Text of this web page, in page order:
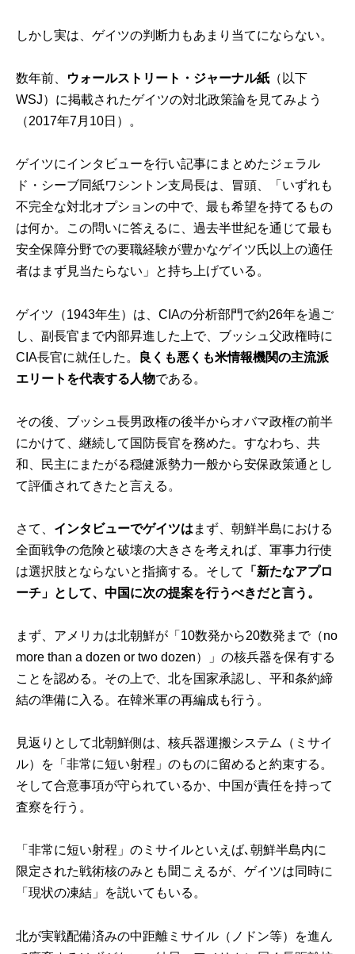
しかし実は、ゲイツの判断力もあまり当てにならない。
数年前、 ウォールストリート・ジャーナル紙 （以下
WSJ）に掲載されたゲイツの対北政策論を見てみよう
（2017年7月10日）。
ゲイツにインタビューを行い記事にまとめたジェラル
ド・シーブ同紙ワシントン支局長は、冒頭、「いずれも
不完全な対北オプションの中で、最も希望を持てるもの
は何か。この問いに答えるに、過去半世紀を通じて最も
安全保障分野での要職経験が豊かなゲイツ氏以上の適任
者はまず見当たらない」と持ち上げている。
ゲイツ（1943年生）は、CIAの分析部門で約26年を過ご
し、副長官まで内部昇進した上で、ブッシュ父政権時に
CIA長官に就任した。
良くも悪くも米情報機関の主流派
エリートを代表する人物である。
その後、ブッシュ長男政権の後半からオバマ政権の前半
にかけて、継続して国防長官を務めた。すなわち、共
和、民主にまたがる穏健派勢力一般から安保政策通とし
て評価されてきたと言える。
さて、 インタビューでゲイツは まず、朝鮮半島における
全面戦争の危険と破壊の大きさを考えれば、軍事力行使
は選択肢とならないと指摘する。そして
「新たなアプロ
ーチ」として、中国に次の提案を行うべきだと言う。
まず、アメリカは北朝鮮が「10数発から20数発まで（no
more than a dozen or two dozen）」の核兵器を保有する
ことを認める。その上で、北を国家承認し、平和条約締
結の準備に入る。在韓米軍の再編成も行う。
見返りとして北朝鮮側は、核兵器運搬システム（ミサイ
ル）を「非常に短い射程」のものに留めると約束する。
そして合意事項が守られているか、中国が責任を持って
査察を行う。
「非常に短い射程」のミサイルといえば､朝鮮半島内に
限定された戦術核のみとも聞こえるが、ゲイツは同時に
「現状の凍結」を説いてもいる。
北が実戦配備済みの中距離ミサイル（ノドン等）を進ん